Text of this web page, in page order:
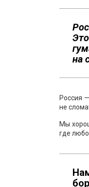
на
Россия
не
Мы
где